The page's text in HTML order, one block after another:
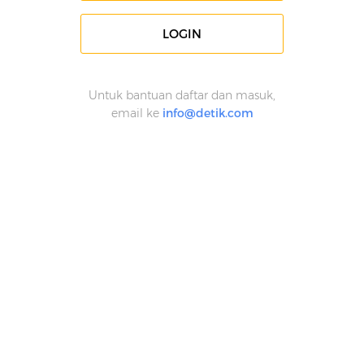
LOGIN
Untuk bantuan daftar dan masuk,
email ke info@detik.com